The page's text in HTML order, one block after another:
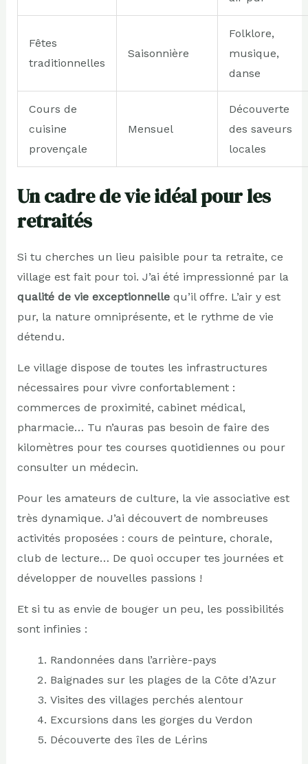
Fêtes
traditionnelles
Saisonnière
Folklore,
musique,
danse
Cours de
cuisine
provençale
Mensuel
Découverte
des saveurs
locales
Un cadre de vie idéal pour les
retraités
Si tu cherches un lieu paisible pour ta retraite, ce
village est fait pour toi. J’ai été impressionné par la
qualité de vie exceptionnellequ’il offre. L’air y est
pur, la nature omniprésente, et le rythme de vie
détendu.
Le village dispose de toutes les infrastructures
nécessaires pour vivre confortablement :
commerces de proximité, cabinet médical,
pharmacie… Tu n’auras pas besoin de faire des
kilomètres pour tes courses quotidiennes ou pour
consulter un médecin.
Pour les amateurs de culture, la vie associative est
très dynamique. J’ai découvert de nombreuses
activités proposées : cours de peinture, chorale,
club de lecture… De quoi occuper tes journées et
développer de nouvelles passions !
Et si tu as envie de bouger un peu, les possibilités
sont infinies :
Randonnées dans l’arrière-pays
Baignades sur les plages de la Côte d’Azur
Visites des villages perchés alentour
Excursions dans les gorges du Verdon
Découverte des îles de Lérins